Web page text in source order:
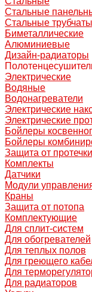
Стальные
Стальные
Биметаллические
Алюминиевые
Дизайн-радиаторы
Электрические
Водяные
Водонагреватели
Электрические
Электрические
Бойлеры
Бойлеры
Защита от протечки
Комплекты
Датчики
Модули
Краны
Защита от потопа
Комплектующие
Для сплит-систем
Для обогревателей
Для теплых полов
Для греющего
Для
Для радиаторов